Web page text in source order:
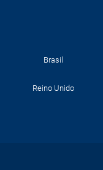
Brasil
Reino Unido